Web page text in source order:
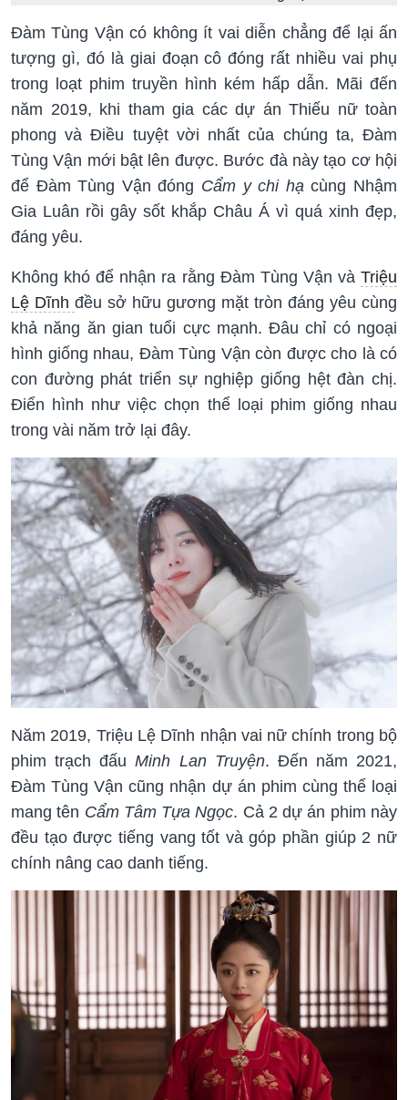
Đàm Tùng Vận có không ít vai diễn chẳng để lại ấn
tượng gì, đó là giai đoạn cô đóng rất nhiều vai phụ
trong loạt phim truyền hình kém hấp dẫn. Mãi đến
năm 2019, khi tham gia các dự án Thiếu nữ toàn
phong và Điều tuyệt vời nhất của chúng ta, Đàm
Tùng Vận mới bật lên được. Bước đà này tạo cơ hội
để Đàm Tùng Vận đóng Cẩm y chi hạcùng Nhậm
Gia Luân rồi gây sốt khắp Châu Á vì quá xinh đẹp,
đáng yêu.
Không khó để nhận ra rằng Đàm Tùng Vận và Triệu
Lệ Dĩnh đều sở hữu gương mặt tròn đáng yêu cùng
khả năng ăn gian tuổi cực mạnh. Đâu chỉ có ngoại
hình giống nhau, Đàm Tùng Vận còn được cho là có
con đường phát triển sự nghiệp giống hệt đàn chị.
Điển hình như việc chọn thể loại phim giống nhau
trong vài năm trở lại đây.
Năm 2019, Triệu Lệ Dĩnh nhận vai nữ chính trong bộ
phim trạch đấuMinh Lan Truyện. Đến năm 2021,
Đàm Tùng Vận cũng nhận dự án phim cùng thể loại
mang tên Cẩm Tâm Tựa Ngọc. Cả 2 dự án phim này
đều tạo được tiếng vang tốt và góp phần giúp 2 nữ
chính nâng cao danh tiếng.